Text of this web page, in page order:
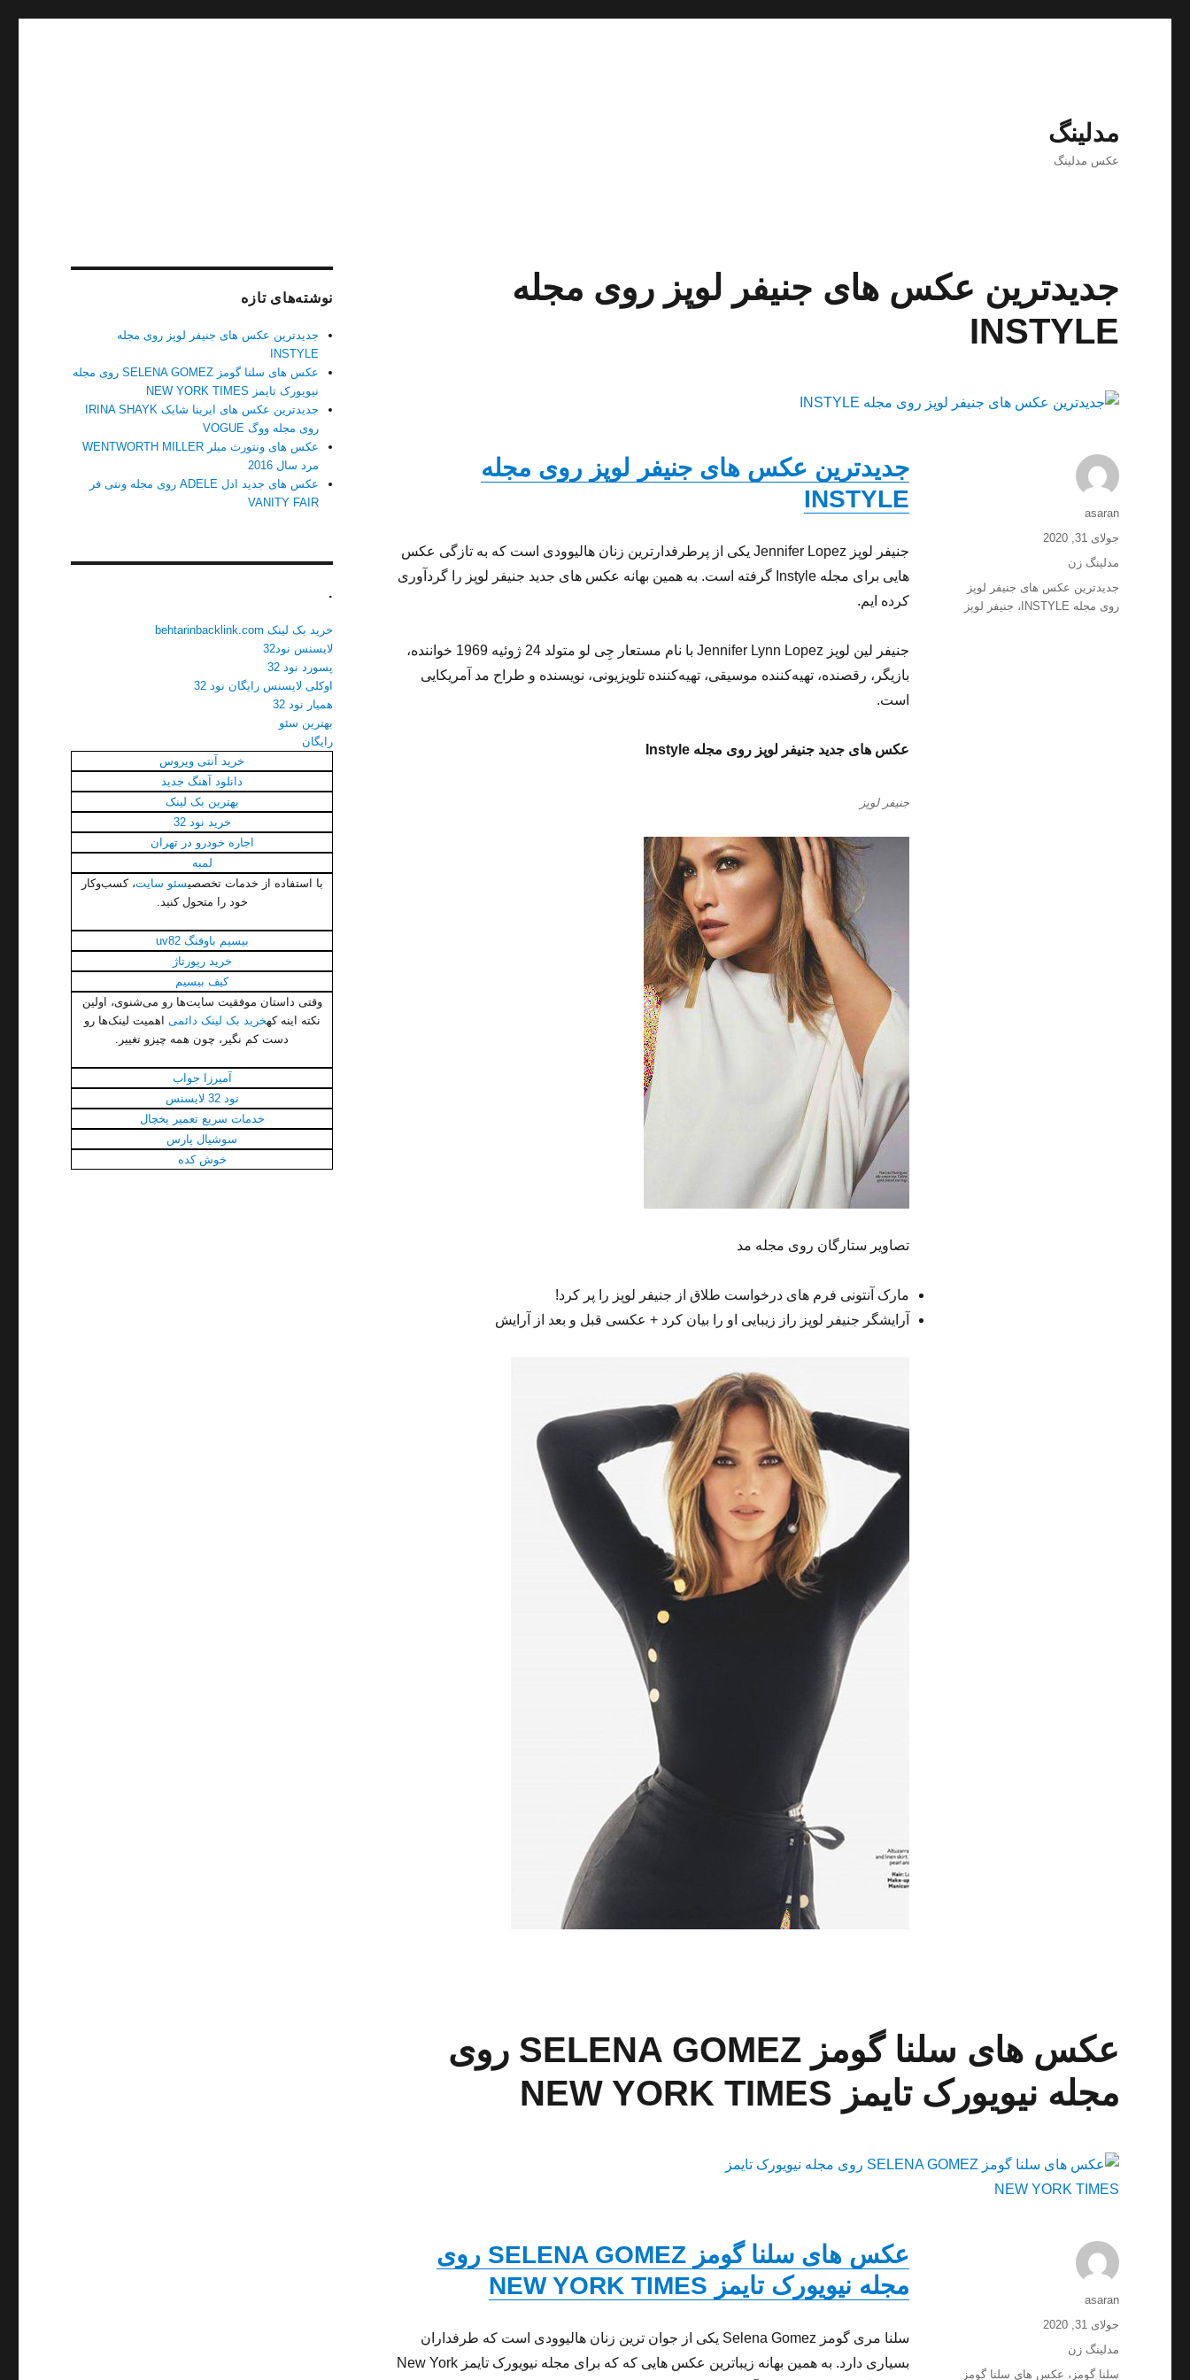
مدلینگ
عکس مدلینگ
جدیدترین عکس های جنیفر لوپز روی مجله
INSTYLE
جدیدترین عکس های جنیفر لوپز روی مجله
INSTYLE
جنیفر لوپز Jennifer Lopez یکی از پرطرفدارترین زنان هالیوودی است که به تازگی عکس
هایی برای مجله Instyle گرفته است. به همین بهانه عکس های جدید جنیفر لوپز را گردآوری
کرده ایم.
جنیفر لین لوپز Jennifer Lynn Lopez با نام مستعار جِی لو متولد 24 ژوئیه 1969 خواننده،
بازیگر، رقصنده، تهیه‌کننده موسیقی، تهیه‌کننده تلویزیونی، نویسنده و طراح مد آمریکایی
است.
عکس های جدید جنیفر لوپز روی مجله Instyle
جنیفر لوپز
تصاویر ستارگان روی مجله مد
مارک آنتونی فرم های درخواست طلاق از جنیفر لوپز را پر کرد!
آرایشگر جنیفر لوپز راز زیبایی او را بیان کرد + عکسی قبل و بعد از آرایش
نویسنده
asaran
ارسال
شده
جولای 31, 2020
دسته‌ها
مدلینگ زن
برچسب‌ها
جدیدترین عکس های جنیفر لوپز
روی مجله INSTYLE
، جنیفر لوپز
عکس های سلنا گومز SELENA GOMEZ روی
مجله نیویورک تایمز NEW YORK TIMES
عکس های سلنا گومز SELENA GOMEZ روی
مجله نیویورک تایمز NEW YORK TIMES
سلنا مری گومز Selena Gomez یکی از جوان ترین زنان هالیوودی است که طرفداران
بسیاری دارد. به همین بهانه زیباترین عکس هایی که که برای مجله نیویورک تایمز New York
نویسنده
asaran
ارسال
شده
جولای 31, 2020
دسته‌ها
مدلینگ زن
برچسب‌ها
سلنا گومز ، عکس های سلنا گومز
نوشته‌های تازه
جدیدترین عکس های جنیفر لوپز روی مجله
INSTYLE
عکس های سلنا گومز SELENA GOMEZ روی مجله
نیویورک تایمز NEW YORK TIMES
جدیدترین عکس های ایرینا شایک IRINA SHAYK
روی مجله ووگ VOGUE
عکس های ونتورث میلر WENTWORTH MILLER
مرد سال 2016
عکس های جدید ادل ADELE روی مجله ونتی فر
VANITY FAIR
.
خرید بک لینک behtarinbacklink.com
لایسنس نود32
پسورد نود 32
اوکلی لایسنس رایگان نود 32
همیار نود 32
بهترین سئو
رایگان
خرید آنتی ویروس
دانلود آهنگ جدید
بهترین بک لینک
خرید نود 32
اجاره خودرو در تهران
لمبه
با استفاده از خدمات تخصصیسئو سایت، کسب‌وکار
خود را متحول کنید.
بیسیم باوفنگ uv82
خرید رپورتاژ
کیف بیسیم
وقتی داستان موفقیت سایت‌ها رو می‌شنوی، اولین
نکته اینه کهخرید بک لینک دائمی اهمیت لینک‌ها رو
دست کم نگیر، چون همه چیزو تغییر.
آمیرزا جواب
نود 32 لایسنس
خدمات سریع تعمیر یخچال
سوشیال پارس
خوش کده